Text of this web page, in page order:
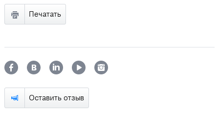
Оставить отзыв
Печатать